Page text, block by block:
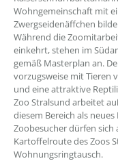
Wohngemeinschaft mit
Zwergseidenäffchen
Während die
einkehrt, stehen im
gemäß Masterplan an.
vorzugsweise mit Tieren
und eine attraktive
Zoo Stralsund arbeitet
diesem Bereich als
Zoobesucher dürfen sich
Kartoffelroute des Zoos
Wohnungsringtausch.